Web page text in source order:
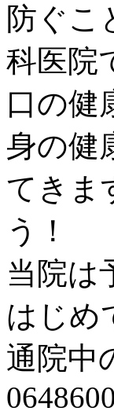
防ぐこ
科医院
口の健
身の健
てきま
う！
当院は
はじめ
通院中